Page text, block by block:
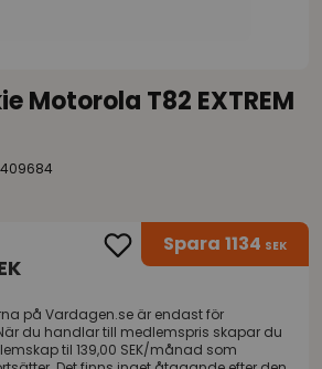
Motorola T82 EXTREM
Spara 1134 SEK
på Vardagen.se är endast för
du handlar till medlemspris skapar du
til 139,00 SEK/månad som